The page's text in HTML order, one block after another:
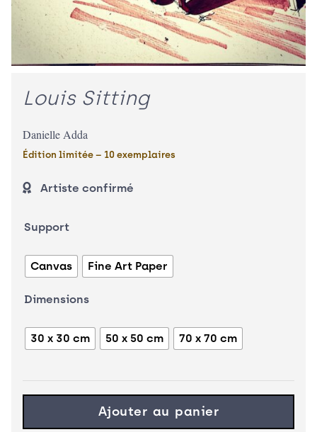
Louis Sitting
Danielle Adda
Édition limitée – 10 exemplaires
Artiste confirmé
Support
Canvas Fine Art Paper
Dimensions
30 x 30 cm 50 x 50 cm 70 x 70 cm
quantité
Louis
Sitting
Ajouter au panier